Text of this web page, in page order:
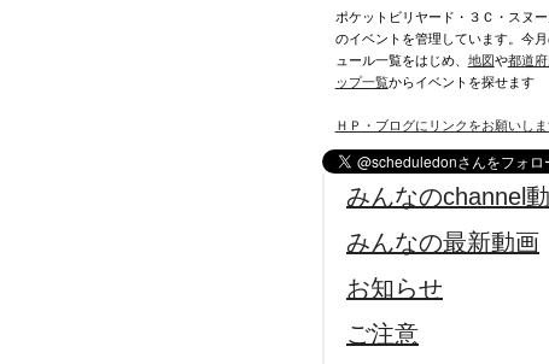
ポケットビリヤード・３Ｃ・スヌ
のイベントを管理しています。今
ュール一覧をはじめ、 地図や都道
ップ一覧からイベントを探せます
ＨＰ・ブログにリンクをお願いしま
みんなのchannel
みんなの最新動画
お知らせ
ご注意